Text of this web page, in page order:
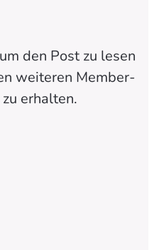
den Post zu lesen
weiteren Member-
erhalten.